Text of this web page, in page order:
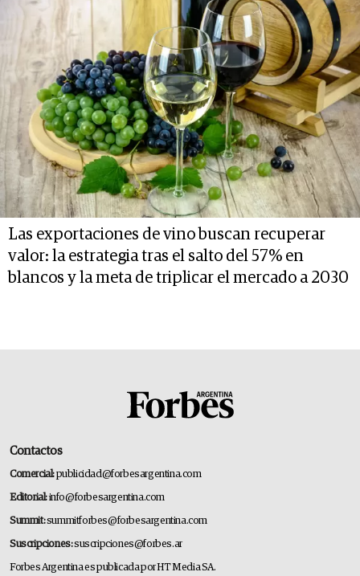
Las exportaciones de vino buscan recuperar
valor: la estrategia tras el salto del 57% en
blancos y la meta de triplicar el mercado a 2030
Contactos
Comercial:publicidad@forbesargentina.com
Editorial:info@forbesargentina.com
Summit:summitforbes@forbesargentina.com
Suscripciones:suscripciones@forbes.ar
Forbes Argentina es publicada por HT Media SA.